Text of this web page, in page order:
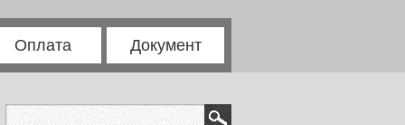
Оплата Документ